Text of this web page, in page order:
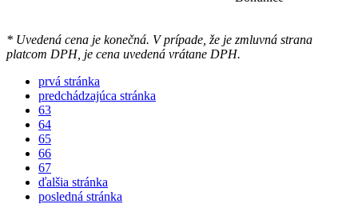
* Uvedená cena je konečná. V prípade, že je zmluvná strana
platcom DPH, je cena uvedená vrátane DPH.
prvá stránka
predchádzajúca stránka
63
64
65
66
67
ďalšia stránka
posledná stránka